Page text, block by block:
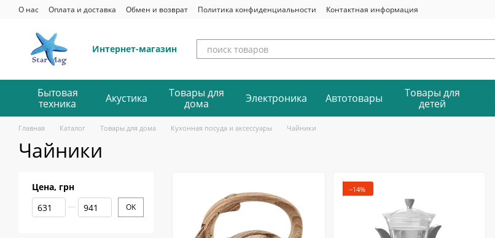
Перейти к основному контенту
О нас Оплата и доставка Обмен и возврат Политика конфиденциальности Контактная информация
Интернет-магазин
Бытовая
техника
Акустика
Товары для
дома
Электроника Автотовары
Товары для
детей
Главная Каталог Товары для дома Кухонная посуда и аксессуары Чайники
Чайники
−14%
Цена, грн
От Цена, грн
До Цена, грн OK